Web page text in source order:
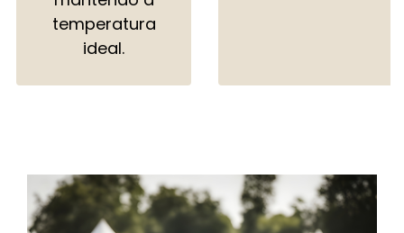
temperatura
ideal.